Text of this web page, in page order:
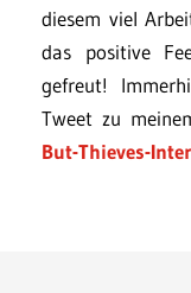
diesem viel
das positive
gefreut!
Tweet zu
But-Thieves-